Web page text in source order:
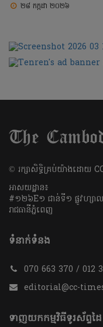
២៨ កក្កដា ២០២៦
​© រក្សា​សិទ្ធិ​គ្រប់​យ៉ាង​ដោយ​
អាសយដ្ឋាន៖
#១២៦E១ ជាន់ទី១ ផ្លូវហ្សា
រាជធានីភ្នំពេញ
ទំនាក់ទំនង
070 663 370 / 012
editorial@cc-
ទាញយកកម្មវិធីទូរស័ព្ទដៃ